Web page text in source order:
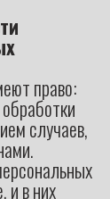
право:
случаев,
и в них